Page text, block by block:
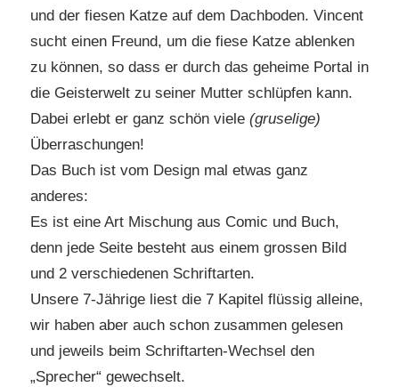
und der fiesen Katze auf dem Dachboden. Vincent
sucht einen Freund, um die fiese Katze ablenken
zu können, so dass er durch das geheime Portal in
die Geisterwelt zu seiner Mutter schlüpfen kann.
Dabei erlebt er ganz schön viele (gruselige)
Überraschungen!
Das Buch ist vom Design mal etwas ganz
anderes:
Es ist eine Art Mischung aus Comic und Buch,
denn jede Seite besteht aus einem grossen Bild
und 2 verschiedenen Schriftarten.
Unsere 7-Jährige liest die 7 Kapitel flüssig alleine,
wir haben aber auch schon zusammen gelesen
und jeweils beim Schriftarten-Wechsel den
„Sprecher“ gewechselt.